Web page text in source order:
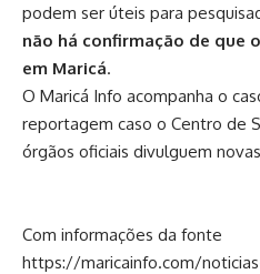
podem ser úteis para
não há confirmação de que
em Maricá.
O Maricá Info acompanha o
reportagem caso o Centro de
órgãos oficiais divulguem
Com informações da fonte
https://maricainfo.com/